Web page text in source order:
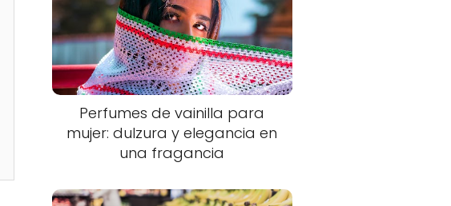
Perfumes de vainilla para
mujer: dulzura y elegancia en
una fragancia